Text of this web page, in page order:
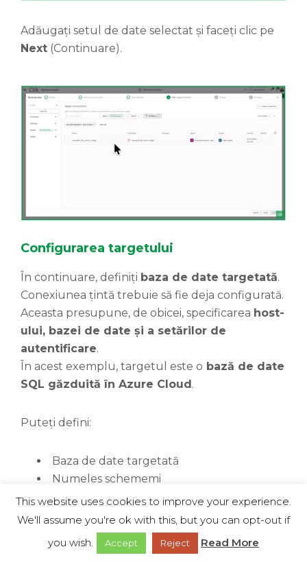
Adăugați setul de date selectat și faceți clic pe
Next (Continuare).
Configurarea targetului
În continuare, definiți baza de date targetată.
Conexiunea țintă trebuie să fie deja configurată.
Aceasta presupune, de obicei, specificarea host-
ului, bazei de date și a setărilor de
autentificare.
În acest exemplu, targetul este o bază de date
SQL găzduită în Azure Cloud.
Puteți defini:
Baza de date targetată
Numeles schememi
Programul de replicare
Dacă sunt lăsate necompletate, vor fi folosite
denumirile implicite. În acest exemplu, atribuim
This website uses cookies to improve your experience.
We'll assume you're ok with this, but you can opt-out if
you wish.
Accept Reject Read More